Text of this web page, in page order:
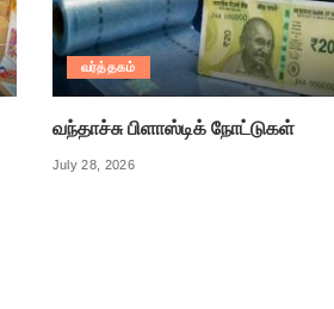
வர்த்தகம்
வந்தாச்சு பிளாஸ்டிக் நோட்டுகள்
July 28, 2026